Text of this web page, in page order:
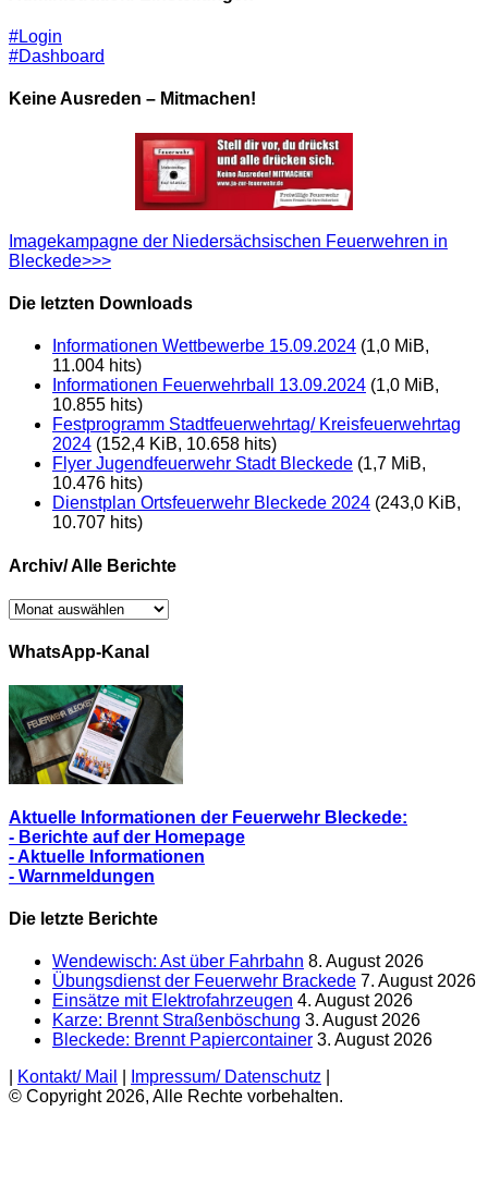
#Login
#Dashboard
Keine Ausreden – Mitmachen!
Imagekampagne der Niedersächsischen Feuerwehren in
Bleckede>>>
Die letzten Downloads
Informationen Wettbewerbe 15.09.2024 (1,0 MiB,
11.004 hits)
Informationen Feuerwehrball 13.09.2024 (1,0 MiB,
10.855 hits)
Festprogramm Stadtfeuerwehrtag/ Kreisfeuerwehrtag
2024 (152,4 KiB, 10.658 hits)
Flyer Jugendfeuerwehr Stadt Bleckede (1,7 MiB,
10.476 hits)
Dienstplan Ortsfeuerwehr Bleckede 2024 (243,0 KiB,
10.707 hits)
Archiv/ Alle Berichte
Archiv/
Berichte
WhatsApp-Kanal
Aktuelle Informationen der Feuerwehr Bleckede:
- Berichte auf der Homepage
- Aktuelle Informationen
- Warnmeldungen
Die letzte Berichte
Wendewisch: Ast über Fahrbahn 8. August 2026
Übungsdienst der Feuerwehr Brackede 7. August 2026
Einsätze mit Elektrofahrzeugen 4. August 2026
Karze: Brennt Straßenböschung 3. August 2026
Bleckede: Brennt Papiercontainer 3. August 2026
Kontakt/ Mail Impressum/ Datenschutz
© Copyright 2026, Alle Rechte vorbehalten.